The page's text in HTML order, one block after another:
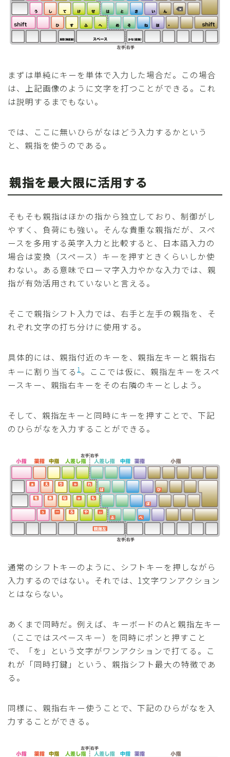
まずは単純にキーを単体で入力した場合だ。この場合
は、上記画像のように文字を打つことができる。これ
は説明するまでもない。
では、ここに無いひらがなはどう入力するかという
と、親指を使うのである。
親指を最大限に活用する
そもそも親指はほかの指から独立しており、制御がし
やすく、負荷にも強い。そんな貴重な親指だが、スペ
ースを多用する英字入力と比較すると、日本語入力の
場合は変換（スペース）キーを押すときくらいしか使
わない。ある意味でローマ字入力やかな入力では、親
指が有効活用されていないと言える。
そこで親指シフト入力では、右手と左手の親指を、そ
れぞれ文字の打ち分けに使用する。
具体的には、親指付近のキーを、親指左キーと親指右
キーに割り当てる1。ここでは仮に、親指左キーをスペ
ースキー、親指右キーをその右隣のキーとしよう。
そして、親指左キーと同時にキーを押すことで、下記
のひらがなを入力することができる。
通常のシフトキーのように、シフトキーを押しながら
入力するのではない。それでは、1文字ワンアクション
とはならない。
あくまで同時だ。例えば、キーボードのAと親指左キー
（ここではスペース キー）を同時にポンと押すこと
で、「を」という文字がワンアクションで打てる。こ
れが「同時打鍵」という、親指シフト最大の特徴であ
る。
同様に、親指右キー使うことで、下記のひらがなを入
力することができる。